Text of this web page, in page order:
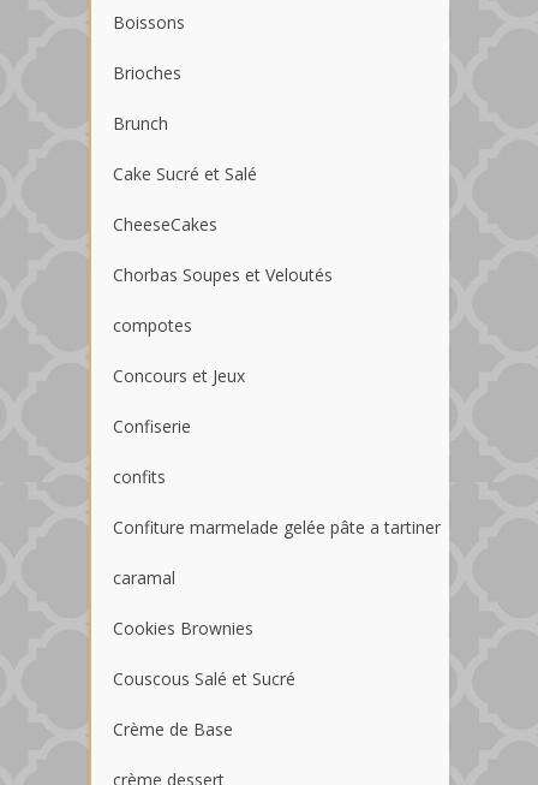
Boissons
Brioches
Brunch
Cake Sucré et Salé
CheeseCakes
Chorbas Soupes et Veloutés
compotes
Concours et Jeux
Confiserie
confits
Confiture marmelade gelée pâte a tartiner
caramal
Cookies Brownies
Couscous Salé et Sucré
Crème de Base
crème dessert